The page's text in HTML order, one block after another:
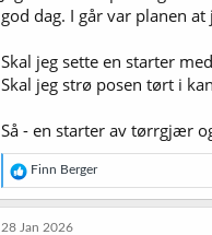
god dag. I går var planen
Skal jeg sette en starter
Skal jeg strø posen tørt i
Så - en starter av tørrgjær
R
e
a
Finn Berger
28 Jan 2026